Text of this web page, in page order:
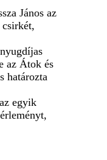
János az
az Átok és
határozta
egyik